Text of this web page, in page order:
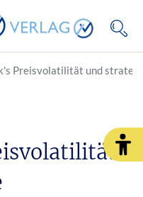
Preisvolatilität und